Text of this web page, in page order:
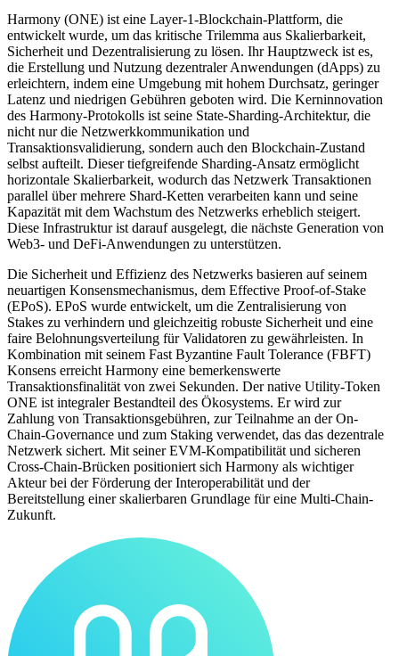
Harmony (ONE) ist eine Layer-1-Blockchain-Plattform, die
entwickelt wurde, um das kritische Trilemma aus Skalierbarkeit,
Sicherheit und Dezentralisierung zu lösen. Ihr Hauptzweck ist es,
die Erstellung und Nutzung dezentraler Anwendungen (dApps) zu
erleichtern, indem eine Umgebung mit hohem Durchsatz, geringer
Latenz und niedrigen Gebühren geboten wird. Die Kerninnovation
des Harmony-Protokolls ist seine State-Sharding-Architektur, die
nicht nur die Netzwerkkommunikation und
Transaktionsvalidierung, sondern auch den Blockchain-Zustand
selbst aufteilt. Dieser tiefgreifende Sharding-Ansatz ermöglicht
horizontale Skalierbarkeit, wodurch das Netzwerk Transaktionen
parallel über mehrere Shard-Ketten verarbeiten kann und seine
Kapazität mit dem Wachstum des Netzwerks erheblich steigert.
Diese Infrastruktur ist darauf ausgelegt, die nächste Generation von
Web3- und DeFi-Anwendungen zu unterstützen.
Die Sicherheit und Effizienz des Netzwerks basieren auf seinem
neuartigen Konsensmechanismus, dem Effective Proof-of-Stake
(EPoS). EPoS wurde entwickelt, um die Zentralisierung von
Stakes zu verhindern und gleichzeitig robuste Sicherheit und eine
faire Belohnungsverteilung für Validatoren zu gewährleisten. In
Kombination mit seinem Fast Byzantine Fault Tolerance (FBFT)
Konsens erreicht Harmony eine bemerkenswerte
Transaktionsfinalität von zwei Sekunden. Der native Utility-Token
ONE ist integraler Bestandteil des Ökosystems. Er wird zur
Zahlung von Transaktionsgebühren, zur Teilnahme an der On-
Chain-Governance und zum Staking verwendet, das das dezentrale
Netzwerk sichert. Mit seiner EVM-Kompatibilität und sicheren
Cross-Chain-Brücken positioniert sich Harmony als wichtiger
Akteur bei der Förderung der Interoperabilität und der
Bereitstellung einer skalierbaren Grundlage für eine Multi-Chain-
Zukunft.